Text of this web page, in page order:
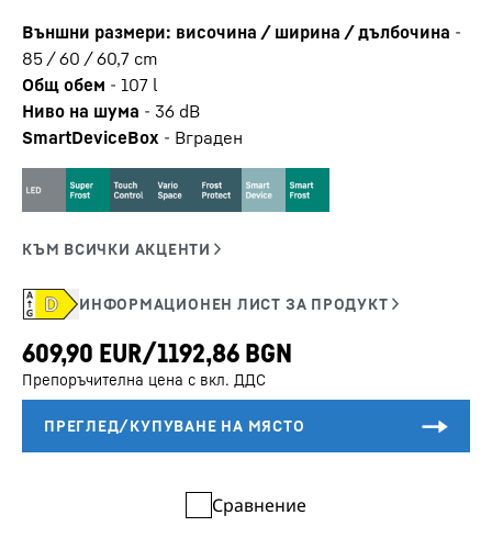
Външни размери: височина / ширина / дълбочина -
85 / 60 / 60,7 cm
Общ обем - 107 l
Ниво на шума - 36 dB
SmartDeviceBox - Вграден
Препоръчителна цена с вкл. ДДС
Сравнение